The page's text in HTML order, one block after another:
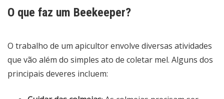
O que faz um Beekeeper?
O trabalho de um apicultor envolve diversas atividades
que vão além do simples ato de coletar mel. Alguns dos
principais deveres incluem: